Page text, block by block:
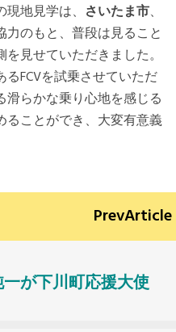
地見学は、 さいたま市、
のもと、普段は見ること
見せていただきました。
FCVを試乗させていただ
らかな乗り心地を感じる
ることができ、大変有意義
PrevArticle
が下川町応援大使